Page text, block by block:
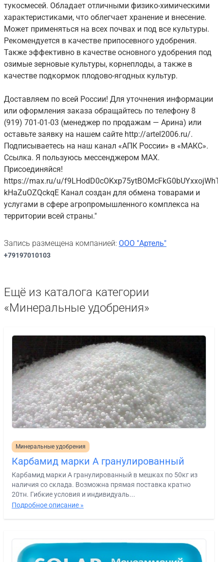
тукосмесей. Обладает отличными физико-химическими
характеристиками, что облегчает хранение и внесение.
Может применяться на всех почвах и под все культуры.
Рекомендуется в качестве припосевного удобрения.
Также эффективно в качестве основного удобрения под
озимые зерновые культуры, корнеплоды, а также в
качестве подкормок плодово-ягодных культур.
Доставляем по всей России! Для уточнения информации
или оформления заказа обращайтесь по телефону 8
(919) 701-01-03 (менеджер по продажам — Арина) или
оставьте заявку на нашем сайте http://artel2006.ru/.
Подписываетесь на наш канал «АПК России» в «МАКС».
Ссылка. Я пользуюсь мессенджером MAX.
Присоединяйся!
https://max.ru/u/
kHaZuOZQckqE Канал создан для обмена товарами и
услугами в сфере агропромышленного комплекса на
территории всей страны."
Запись размещена компанией: ООО "Артель"
+79197010103
Ещё из каталога категории
«Минеральные удобрения»
Минеральные удобрения
Карбамид марки А гранулированный
Карбамид марки А гранулированный в мешках по 50кг из
наличия со склада. Возможна прямая поставка кратно
20тн. Гибкие условия и индивидуаль...
Подробное описание »